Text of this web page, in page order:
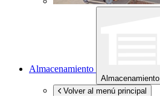
Almacenamiento
Almacenamiento
Volver al menú principal